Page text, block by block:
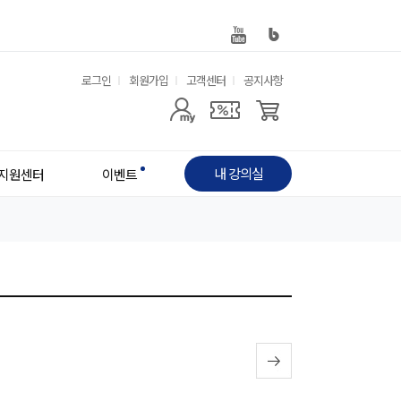
유
로그인 회원가입 고객센터 공지사항
사
원센터 이벤트 내 강의실